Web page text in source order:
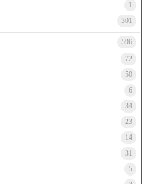
1
301
596
72
50
6
34
23
14
31
5